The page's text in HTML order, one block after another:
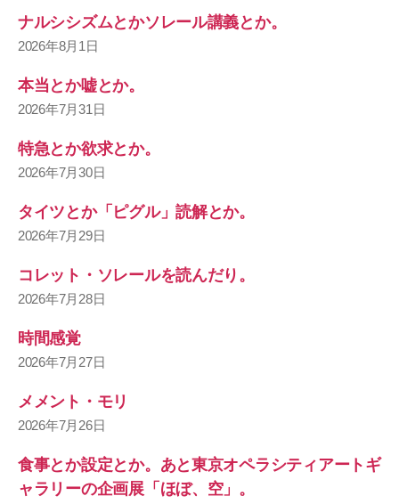
ナルシシズムとかソレール講義とか。
2026年8月1日
本当とか嘘とか。
2026年7月31日
特急とか欲求とか。
2026年7月30日
タイツとか「ピグル」読解とか。
2026年7月29日
コレット・ソレールを読んだり。
2026年7月28日
時間感覚
2026年7月27日
メメント・モリ
2026年7月26日
食事とか設定とか。あと東京オペラシティアートギ
ャラリーの企画展「ほぼ、空」。